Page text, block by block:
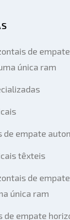
de
única ram
de empate
têxteis
de
única ram
de empate